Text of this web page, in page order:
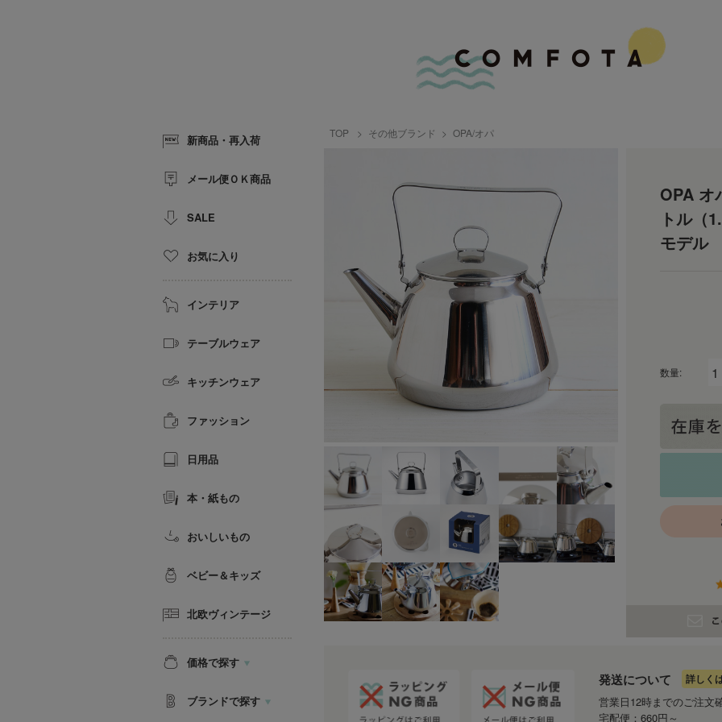
TOP その他ブランド OPA/オパ
OPA オ
トル（
モデル
数量:
発送について 詳しく
営業日12時までのご注文
宅配便：660円～
新商品・再入荷
メール便ＯＫ商品
SALE
お気に入り
インテリア
テーブルウェア
キッチンウェア
ファッション
日用品
本・紙もの
おいしいもの
ベビー＆キッズ
北欧ヴィンテージ
価格で探す
ブランドで探す